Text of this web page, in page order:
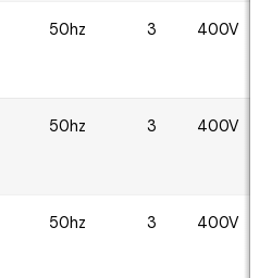
50hz 3 400V
50hz 3 400V
50hz 3 400V